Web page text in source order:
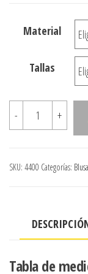
Material
Tallas
-
4400
+
SKU: 4400 Categorías:
Tabla de